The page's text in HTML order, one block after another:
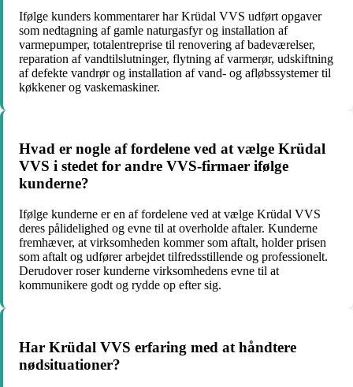
Ifølge kunders kommentarer har Krüdal VVS udført opgaver
som nedtagning af gamle naturgasfyr og installation af
varmepumper, totalentreprise til renovering af badeværelser,
reparation af vandtilslutninger, flytning af varmerør, udskiftning
af defekte vandrør og installation af vand- og afløbssystemer til
køkkener og vaskemaskiner.
Hvad er nogle af fordelene ved at vælge Krüdal
VVS i stedet for andre VVS-firmaer ifølge
kunderne?
Ifølge kunderne er en af fordelene ved at vælge Krüdal VVS
deres pålidelighed og evne til at overholde aftaler. Kunderne
fremhæver, at virksomheden kommer som aftalt, holder prisen
som aftalt og udfører arbejdet tilfredsstillende og professionelt.
Derudover roser kunderne virksomhedens evne til at
kommunikere godt og rydde op efter sig.
Har Krüdal VVS erfaring med at håndtere
nødsituationer?